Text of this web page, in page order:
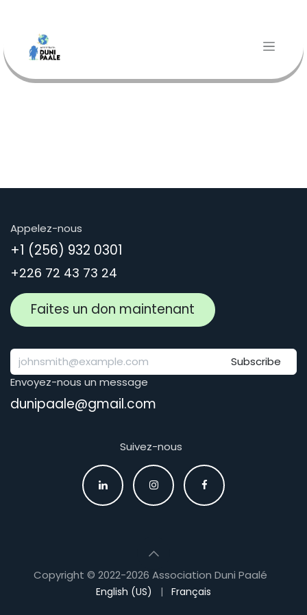
Appelez-nous
+1 (256) 932 0301
+226 72 43 73 24
Faites un don maintenant
Subscribe
Envoyez-nous un message
dunipaale@gmail.com
Suivez-nous
Copyright © 2022-2026 Association Duni Paalé​
English (US) | Français